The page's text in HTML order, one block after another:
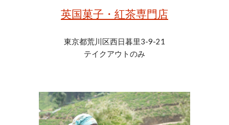
英国菓子・紅茶専門店
東京都荒川区西日暮里3-9-21
テイクアウトのみ